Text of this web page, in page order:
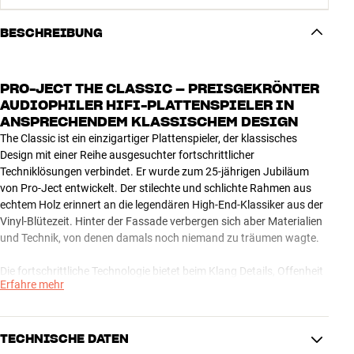
BESCHREIBUNG
PRO-JECT THE CLASSIC – PREISGEKRÖNTER
AUDIOPHILER HIFI-PLATTENSPIELER IN
ANSPRECHENDEM KLASSISCHEM DESIGN
The Classic ist ein einzigartiger Plattenspieler, der klassisches
Design mit einer Reihe ausgesuchter fortschrittlicher
Techniklösungen verbindet. Er wurde zum 25-jährigen Jubiläum
von Pro-Ject entwickelt. Der stilechte und schlichte Rahmen aus
echtem Holz erinnert an die legendären High-End-Klassiker aus der
Vinyl-Blütezeit. Hinter der Fassade verbergen sich aber Materialien
und Technik, von denen damals noch niemand zu träumen wagte.
Die fortschrittliche Technologie bietet beim Klang Details, Offenheit
und Dynamik genau wie bei anderen topmodernen Plattenspielern
dazu, was den Genuss umso besser macht. Eine fantastische
Leistung von Pro-Ject, die auch mit dem begehrten EISA-Preis als
Erfahre mehr
TECHNISCHE DATEN